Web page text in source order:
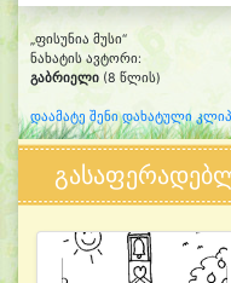
„ფისუნია მუსი“
ნახატის ავტორი:
გაბრიელი (8 წლის)
დაამატე შენი დახატული